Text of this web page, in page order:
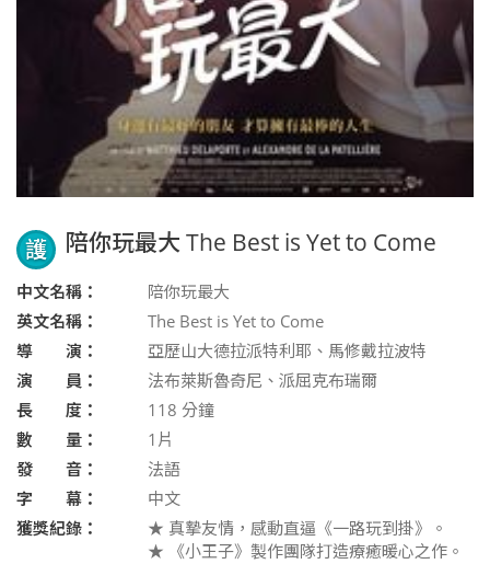
護 陪你玩最大 The Best is Yet to Come
中文名稱：
陪你玩最大
英文名稱：
The Best is Yet to Come
導 演：
亞歷山大德拉派特利耶、馬修戴拉波特
演 員：
法布萊斯魯奇尼、派屈克布瑞爾
長 度：
118 分鐘
數 量：
1片
發 音：
法語
字 幕：
中文
獲獎紀錄：
★ 真摯友情，感動直逼《一路玩到掛》。
★ 《小王子》製作團隊打造療癒暖心之作。